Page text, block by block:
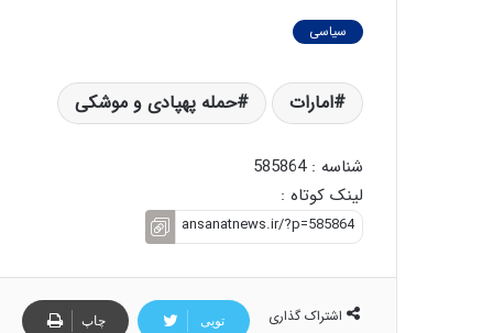
سیاسی
امارات حمله پهپادی و موشکی
شناسه : 585864
لینک کوتاه :
اشتراک گذاری تویی چاپ